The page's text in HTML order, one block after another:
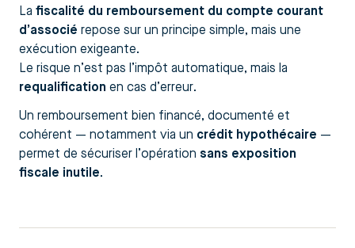
La fiscalité du remboursement du compte courant
d’associé repose sur un principe simple, mais une
exécution exigeante.
Le risque n’est pas l’impôt automatique, mais la
requalification en cas d’erreur.
Un remboursement bien financé, documenté et
cohérent — notamment via un crédit hypothécaire —
permet de sécuriser l’opération sans exposition
fiscale inutile.